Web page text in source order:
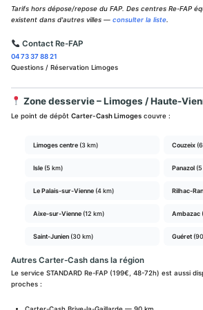
Tarifs hors dépose/repose du FAP. Des centres Re-FAP
existent dans d'autres villes — consulter la liste.
Contact Re-FAP
04 73 37 88 21
Questions / Réservation Limoges
Zone desservie – Limoges / Haute-
Le point de dépôt Carter-Cash Limoges couvre :
Limoges centre (3 km) Couzeix
Isle (5 km) Panazol
Le Palais-sur-Vienne (4 km) Rilhac-
Aixe-sur-Vienne (12 km) Ambazac
Saint-Junien (30 km) Guéret
Autres Carter-Cash dans la région
Le service STANDARD Re-FAP (199€, 48-72h) est aussi
proches :